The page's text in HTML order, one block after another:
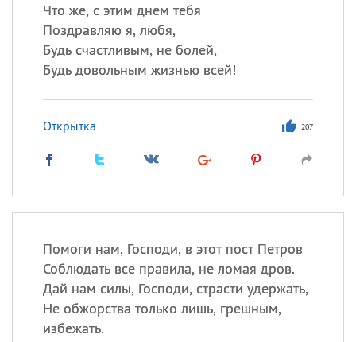
Что же, с этим днем тебя
Поздравляю я, любя,
Будь счастливым, не болей,
Будь довольным жизнью всей!
Открытка 207
Помоги нам, Господи, в этот пост Петров
Соблюдать все правила, не ломая дров.
Дай нам силы, Господи, страсти удержать,
Не обжорства только лишь, грешным,
избежать.
Анна
Посмотреть значениеи